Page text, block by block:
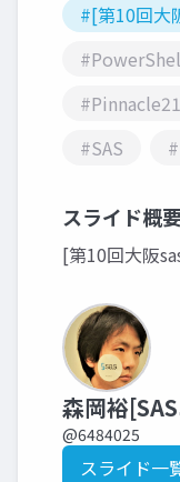
#[第10回大
#SAS
スライド概
[第10回大阪
森岡裕
@6484025
スライド一